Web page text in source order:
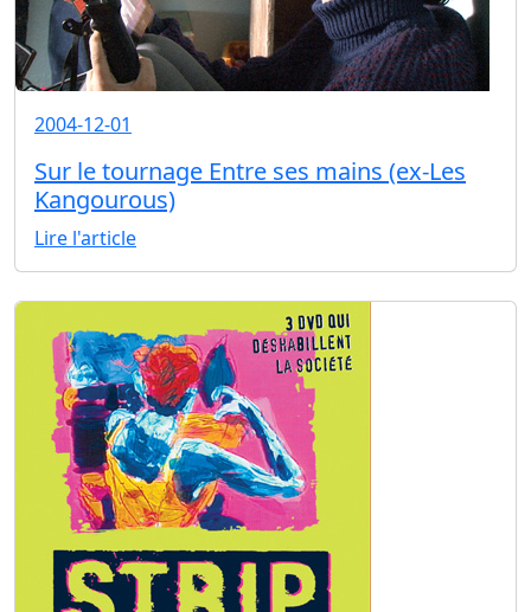
2004-12-01
Sur le tournage Entre ses mains (ex-Les
Kangourous)
Lire l'article